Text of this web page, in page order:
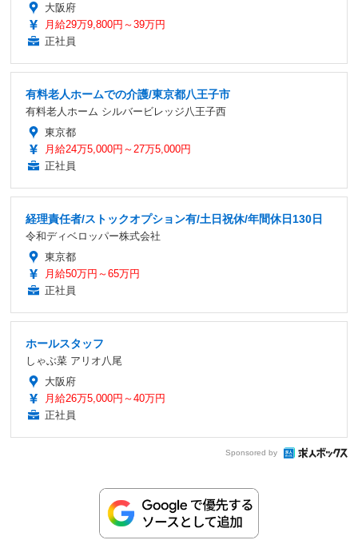
大阪府
月給29万9,800円～39万円
正社員
有料老人ホームでの介護/東京都八王子市
有料老人ホーム シルバービレッジ八王子西
東京都
月給24万5,000円～27万5,000円
正社員
経理責任者/ストックオプション有/土日祝休/年間休日130日
令和ディベロッパー株式会社
東京都
月給50万円～65万円
正社員
ホールスタッフ
しゃぶ菜 アリオ八尾
大阪府
月給26万5,000円～40万円
正社員
Sponsored by